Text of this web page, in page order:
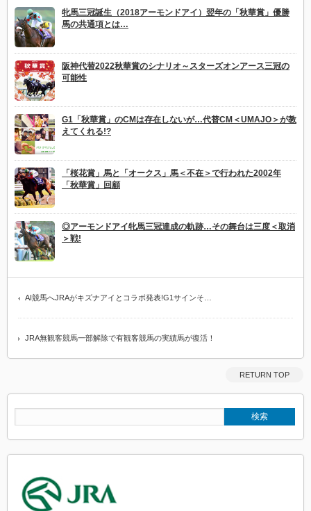
牝馬三冠誕生（2018アーモンドアイ）翌年の「秋華賞」優勝
馬の共通項とは…
阪神代替2022秋華賞のシナリオ～スターズオンアース三冠の
可能性
G1「秋華賞」のCMは存在しないが…代替CM＜UMAJO＞が教
えてくれる!?
「桜花賞」馬と「オークス」馬＜不在＞で行われた2002年
「秋華賞」回顧
◎アーモンドアイ牝馬三冠達成の軌跡…その舞台は三度＜取消
＞戦!
AI競馬へJRAがキズナアイとコラボ発表!G1サインそ…
JRA無観客競馬一部解除で有観客競馬の実績馬が復活！
RETURN TOP